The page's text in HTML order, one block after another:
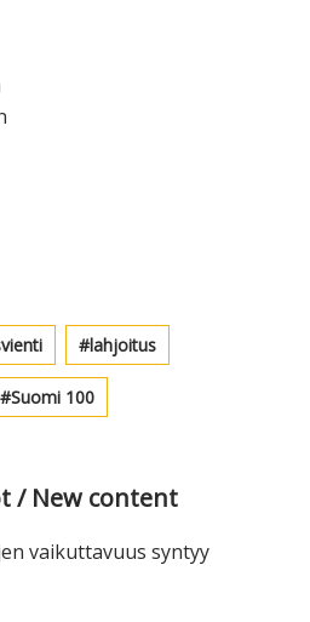
lahjoitus
Suomi 100
/ New content
vaikuttavuus syntyy